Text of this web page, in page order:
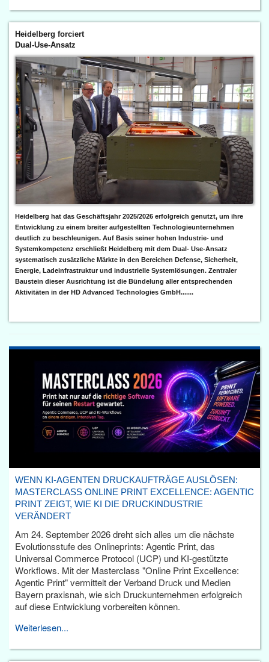
Heidelberg forciert
Dual-Use-Ansatz
Heidelberg hat das Geschäftsjahr 2025/2026 erfolgreich genutzt, um ihre
Entwicklung zu einem breiter aufgestellten Technologieunternehmen
deutlich zu beschleunigen. Auf Basis seiner hohen Industrie- und
Systemkompetenz erschließt Heidelberg mit dem Dual- Use-Ansatz
systematisch zusätzliche Märkte in den Bereichen Defense, Sicherheit,
Energie, Ladeinfrastruktur und industrielle Systemlösungen. Zentraler
Baustein dieser Ausrichtung ist die Bündelung aller entsprechenden
Aktivitäten in der HD Advanced Technologies GmbH.......
WENN KI-AGENTEN DRUCKAUFTRÄGE AUSLÖSEN:
MASTERCLASS ONLINE PRINT EXCELLENCE: AGENTIC
PRINT ZEIGT, WIE KI DIE DRUCKINDUSTRIE
VERÄNDERT
Am 24. September 2026 dreht sich alles um die nächste
Evolutionsstufe des Onlineprints: Agentic Print, das
Universal Commerce Protocol (UCP) und KI-gestützte
Workflows. Mit der Masterclass "Online Print Excellence:
Agentic Print" vermittelt der Verband Druck und Medien
Bayern praxisnah, wie sich Druckunternehmen erfolgreich
auf diese Entwicklung vorbereiten können.
Weiterlesen...